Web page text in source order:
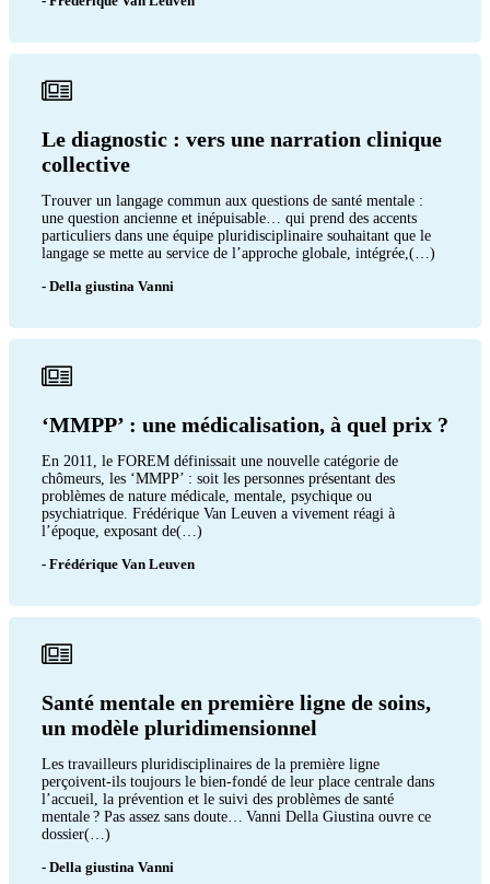
Le diagnostic : vers une narration clinique
collective
Trouver un langage commun aux questions de santé mentale :
une question ancienne et inépuisable… qui prend des accents
particuliers dans une équipe pluridisciplinaire souhaitant que le
langage se mette au service de l’approche globale, intégrée,(…)
- Della giustina Vanni
‘MMPP’ : une médicalisation, à quel prix ?
En 2011, le FOREM définissait une nouvelle catégorie de
chômeurs, les ‘MMPP’ : soit les personnes présentant des
problèmes de nature médicale, mentale, psychique ou
psychiatrique. Frédérique Van Leuven a vivement réagi à
l’époque, exposant de(…)
- Frédérique Van Leuven
Santé mentale en première ligne de soins,
un modèle pluridimensionnel
Les travailleurs pluridisciplinaires de la première ligne
perçoivent-ils toujours le bien-fondé de leur place centrale dans
l’accueil, la prévention et le suivi des problèmes de santé
mentale ? Pas assez sans doute… Vanni Della Giustina ouvre ce
dossier(…)
- Della giustina Vanni